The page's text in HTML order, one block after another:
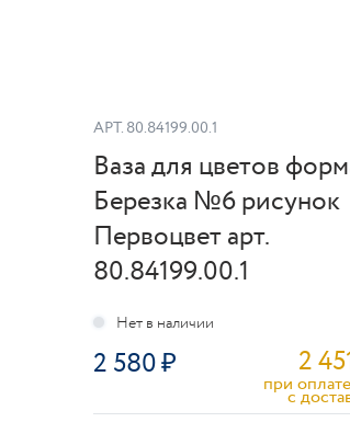
АРТ. 80.84199.00.1
Ваза для цветов
Березка №6 рисунок
Первоцвет арт.
80.84199.00.1
2 580 2
при
c